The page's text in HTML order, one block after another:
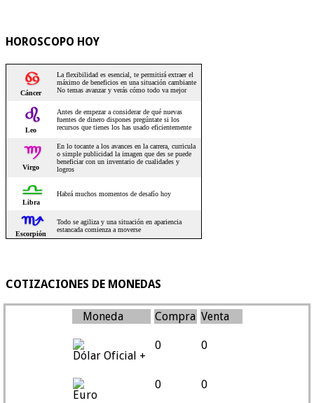
HOROSCOPO HOY
COTIZACIONES DE MONEDAS
Moneda Compra Venta
Dólar Oficial +
0 0
Euro
0 0